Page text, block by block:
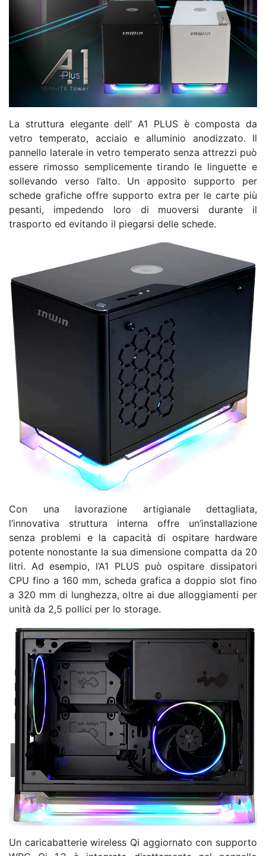
La struttura elegante dell’ A1 PLUS è composta da
vetro temperato, acciaio e alluminio anodizzato. Il
pannello laterale in vetro temperato senza attrezzi può
essere rimosso semplicemente tirando le linguette e
sollevando verso l’alto. Un apposito supporto per
schede grafiche offre supporto extra per le carte più
pesanti, impedendo loro di muoversi durante il
trasporto ed evitando il piegarsi delle schede.
Con una lavorazione artigianale dettagliata,
l’innovativa struttura interna offre un’installazione
senza problemi e la capacità di ospitare hardware
potente nonostante la sua dimensione compatta da 20
litri. Ad esempio, l’A1 PLUS può ospitare dissipatori
CPU fino a 160 mm, scheda grafica a doppio slot fino
a 320 mm di lunghezza, oltre ai due alloggiamenti per
unità da 2,5 pollici per lo storage.
Un caricabatterie wireless Qi aggiornato con supporto